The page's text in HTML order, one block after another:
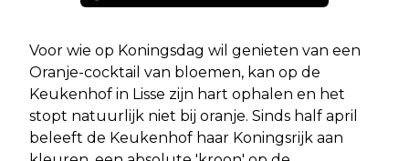
Voor wie op Koningsdag wil genieten van een
Oranje-cocktail van bloemen, kan op de
Keukenhof in Lisse zijn hart ophalen en het
stopt natuurlijk niet bij oranje. Sinds half april
beleeft de Keukenhof haar Koningsrijk aan